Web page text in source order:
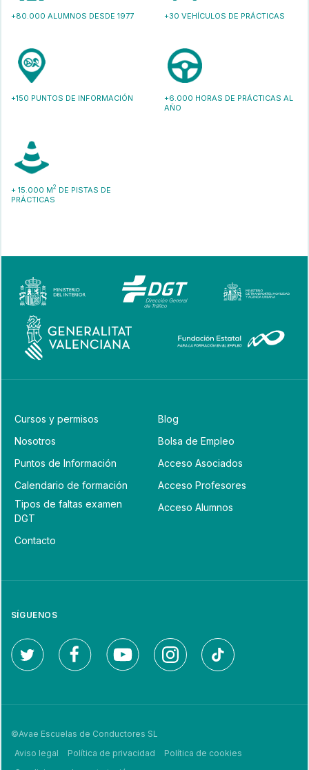
+80.000 ALUMNOS DESDE 1977 +30 VEHÍCULOS DE PRÁCTICAS
+150 PUNTOS DE INFORMACIÓN
+6.000 HORAS DE PRÁCTICAS AL
AÑO
+ 15.000 M2 DE PISTAS DE
PRÁCTICAS
Cursos y permisos
Nosotros
Puntos de Información
Calendario de formación
Tipos de faltas examen
DGT
Contacto
Blog
Bolsa de Empleo
Acceso Asociados
Acceso Profesores
Acceso Alumnos
SÍGUENOS
©Avae Escuelas de Conductores SL
Aviso legal
Política de privacidad
Política de cookies